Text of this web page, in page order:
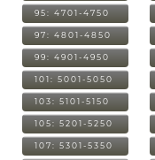
95: 4701-4750
97: 4801-4850
99: 4901-4950
101: 5001-5050
103: 5101-5150
105: 5201-5250
107: 5301-5350